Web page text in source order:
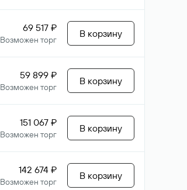
69 517 ₽
Возможен торг
В корзину
59 899 ₽
Возможен торг
В корзину
151 067 ₽
Возможен торг
В корзину
142 674 ₽
Возможен торг
В корзину